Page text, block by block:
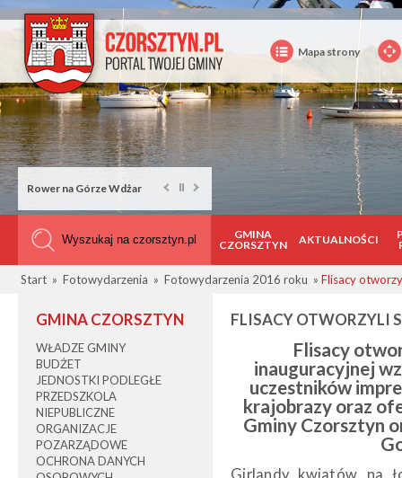
Mapa strony
Rower na Górze Wdżar
GMINA
CZORSZTYN
AKTUALNOŚCI
Start » Fotowydarzenia » Fotowydarzenia 2016 roku » Flisacy
GMINA CZORSZTYN
WŁADZE GMINY
BUDŻET
JEDNOSTKI PODLEGŁE
PRZEDSZKOLA
NIEPUBLICZNE
ORGANIZACJE
POZARZĄDOWE
OCHRONA DANYCH
FLISACY OTWORZYLI
Flisacy
inauguracyjnej
uczestników
krajobrazy oraz
Gminy Czorsztyn